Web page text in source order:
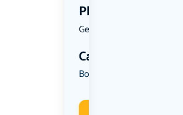
Plekken
Geen limiet
Categorie
Borrelen